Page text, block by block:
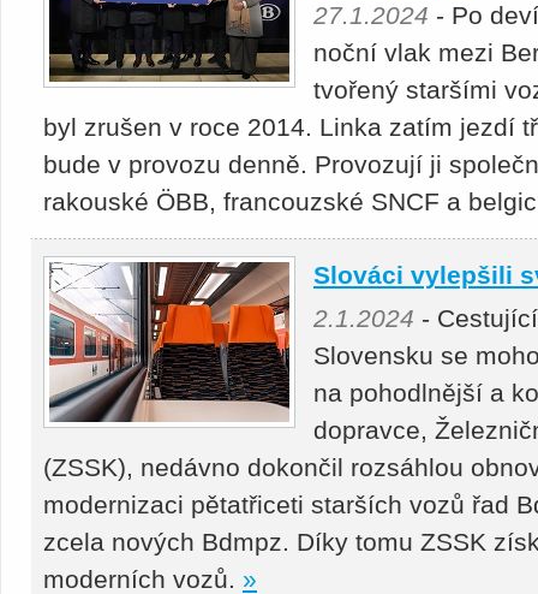
27.1.2024 - Po
noční vlak mezi
tvořený staršími
byl zrušen v roce 2014. Linka zatím jezdí
bude v provozu denně. Provozují ji
rakouské ÖBB, francouzské SNCF a
Slováci vylepšili
2.1.2024 -
Slovensku se
na pohodlnější a
dopravce,
(ZSSK), nedávno dokončil rozsáhlou
modernizaci pětatřiceti starších vozů řad
zcela nových Bdmpz. Díky tomu ZSSK
moderních vozů. »